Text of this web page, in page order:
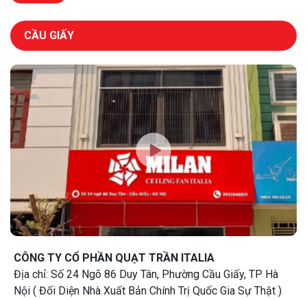
CẦU GIẤY
CÔNG TY CỔ PHẦN QUẠT TRẦN ITALIA
Địa chỉ: Số 24 Ngõ 86 Duy Tân, Phường Cầu Giấy, TP Hà
Nội ( Đối Diện Nhà Xuất Bản Chính Trị Quốc Gia Sự Thật )